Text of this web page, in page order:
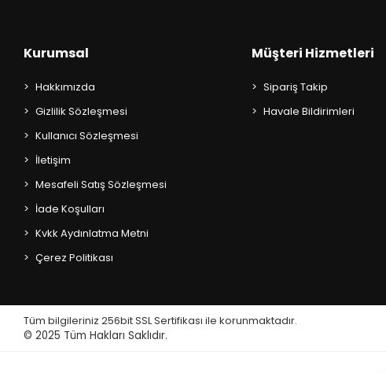
SÖZLÜK ÇEŞİTLERİ
KUR'AN-I KERİM - YASİN-İ ŞERİF
Kurumsal
Hakkımızda
Gizlilik Sözleşmesi
Kullanıcı Sözleşmesi
İletişim
Mesafeli Satış Sözleşmesi
İade Koşulları
Kvkk Aydınlatma Metni
Çerez Politikası
Müşteri Hizmetleri
Sipariş Takip
Havale Bildirimleri
Tüm bilgileriniz 256bit SSL Sertifikası ile korunmaktadır.
© 2025 Tüm Hakları Saklıdır.